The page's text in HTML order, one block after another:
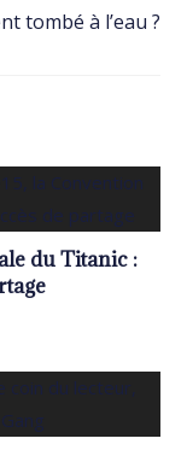
tombé à l’eau ?
du Titanic :